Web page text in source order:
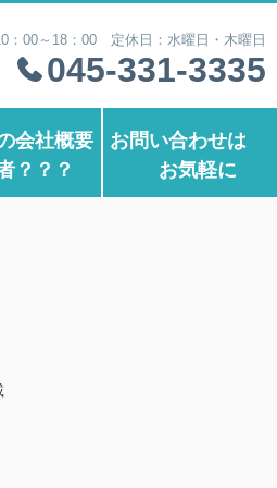
：00～18：00 定休日：水曜日・木曜日
045-331-3335
会社概要
？？？
お問い合わせは
お気軽に